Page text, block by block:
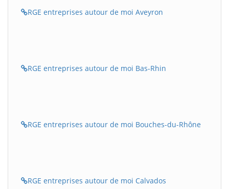
RGE entreprises autour de moi Aveyron
RGE entreprises autour de moi Bas-Rhin
RGE entreprises autour de moi Bouches-du-Rhône
RGE entreprises autour de moi Calvados